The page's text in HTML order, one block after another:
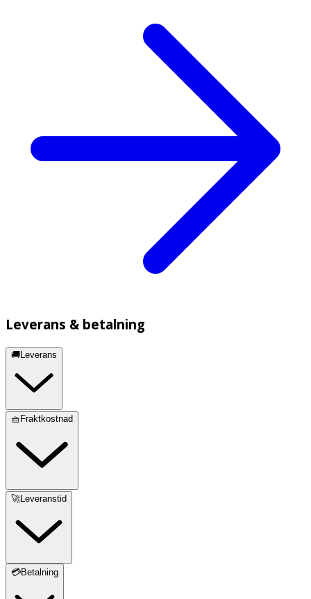
Leverans & betalning
🚚Leverans
🧺Fraktkostnad
🚀Leveranstid
💳Betalning